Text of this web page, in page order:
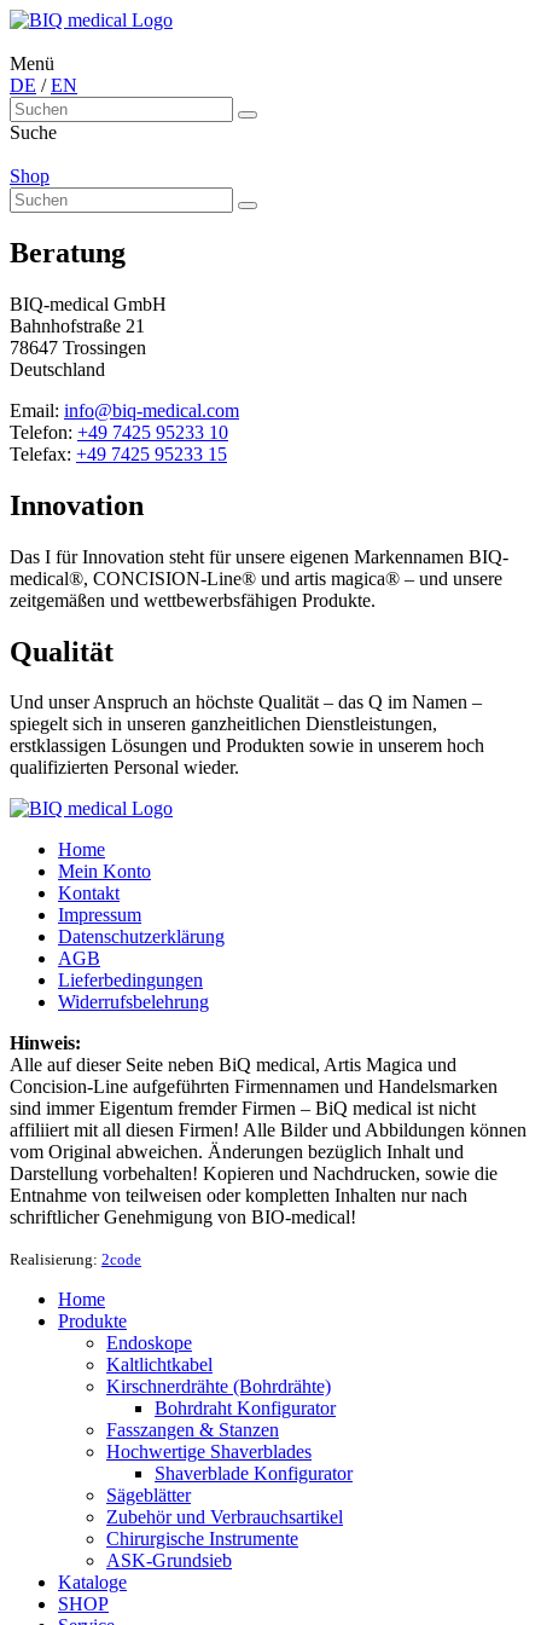
Menü
DE /EN
Suche
Shop
Beratung
BIQ-medical GmbH
Bahnhofstraße 21
78647 Trossingen
Deutschland
Email: info@biq-medical.com
Telefon: +49 7425 95233 10
Telefax: +49 7425 95233 15
Innovation
Das I für Innovation steht für unsere eigenen Markennamen BIQ-
medical®, CONCISION-Line® und artis magica® – und unsere
zeitgemäßen und wettbewerbsfähigen Produkte.
Qualität
Und unser Anspruch an höchste Qualität – das Q im Namen –
spiegelt sich in unseren ganzheitlichen Dienstleistungen,
erstklassigen Lösungen und Produkten sowie in unserem hoch
qualifizierten Personal wieder.
Home
Mein Konto
Kontakt
Impressum
Datenschutzerklärung
AGB
Lieferbedingungen
Widerrufsbelehrung
Hinweis:
Alle auf dieser Seite neben BiQ medical, Artis Magica und
Concision-Line aufgeführten Firmennamen und Handelsmarken
sind immer Eigentum fremder Firmen – BiQ medical ist nicht
affiliiert mit all diesen Firmen! Alle Bilder und Abbildungen können
vom Original abweichen. Änderungen bezüglich Inhalt und
Darstellung vorbehalten! Kopieren und Nachdrucken, sowie die
Entnahme von teilweisen oder kompletten Inhalten nur nach
schriftlicher Genehmigung von BIO-medical!
Realisierung: 2code
Home
Produkte
Endoskope
Kaltlichtkabel
Kirschnerdrähte (Bohrdrähte)
Bohrdraht Konfigurator
Fasszangen & Stanzen
Hochwertige Shaverblades
Shaverblade Konfigurator
Sägeblätter
Zubehör und Verbrauchsartikel
Chirurgische Instrumente
ASK-Grundsieb
Kataloge
SHOP